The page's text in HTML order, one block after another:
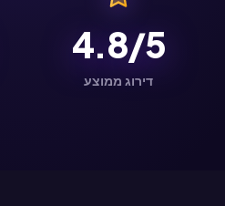
4.8/5
דירוג ממוצע